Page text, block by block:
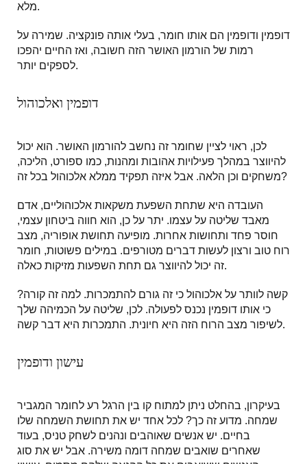
מלא.
דופמין ודופמין הם אותו חומר, בעלי אותה פונקציה. שמירה על
רמות של הורמון האושר הזה חשובה, ואז החיים יהפכו
לספקים יותר.
דופמין ואלכוהול
לכן, ראוי לציין שחומר זה נחשב להורמון האושר. הוא יכול
להיווצר במהלך פעילויות אהובות ומהנות, כמו ספורט, הליכה,
משחקים וכן הלאה. אבל איזה תפקיד ממלא אלכוהול בכל זה?
העובדה היא שתחת השפעת משקאות אלכוהוליים, אדם
מאבד שליטה על עצמו. יתר על כן, הוא חווה ביטחון עצמי,
חוסר פחד ותחושות אחרות. מופיעה תחושת אופוריה, מצב
רוח טוב ורצון לעשות דברים מטורפים. במילים פשוטות, חומר
זה יכול להיווצר גם תחת השפעות מזיקות כאלה.
קשה לוותר על אלכוהול כי זה גורם להתמכרות. למה זה קורה?
כי אותו דופמין נכנס לפעולה. לכן, שליטה על הכמיהה שלך
לשיפור מצב הרוח הזה היא חיונית. התמכרות היא דבר קשה.
עישון ודופמין
בעיקרון, בהחלט ניתן למתוח קו בין הרגל רע לחומר המגביר
שמחה. מדוע זה כך? לכל אחד יש את תחושת השמחה שלו
בחיים. יש אנשים שאוהבים ונהנים לשחק טניס, בעוד
שאחרים שואבים שמחה דומה משירה. אבל יש את סוג